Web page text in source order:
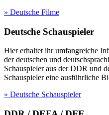
» Deutsche Filme
Deutsche Schauspieler
Hier erhaltet ihr umfangreiche
der deutschen und
Schauspieler aus der DDR und
Schauspieler eine ausführliche
» Deutsche Schauspieler